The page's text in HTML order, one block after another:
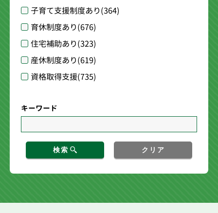
子育て支援制度あり(364)
育休制度あり(676)
住宅補助あり(323)
産休制度あり(619)
資格取得支援(735)
キーワード
検索 クリア